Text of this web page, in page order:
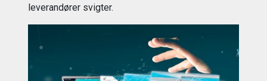
leverandører svigter.